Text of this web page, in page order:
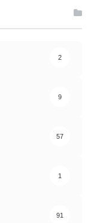
2
9
57
1
91